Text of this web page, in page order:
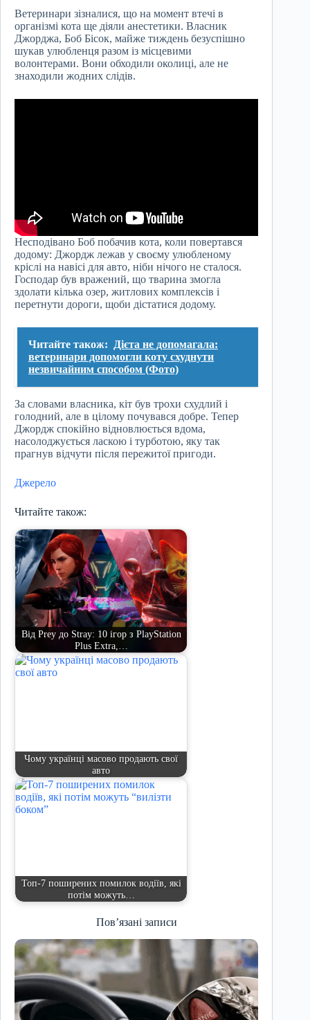
Ветеринари зізналися, що на момент втечі в
організмі кота ще діяли анестетики. Власник
Джорджа, Боб Бісок, майже тиждень безуспішно
шукав улюбленця разом із місцевими
волонтерами. Вони обходили околиці, але не
знаходили жодних слідів.
Несподівано Боб побачив кота, коли повертався
додому: Джордж лежав у своєму улюбленому
кріслі на навісі для авто, ніби нічого не сталося.
Господар був вражений, що тварина змогла
здолати кілька озер, житлових комплексів і
перетнути дороги, щоби дістатися додому.
Читайте також:
Дієта не допомагала:
ветеринари допомогли коту схуднути
незвичайним способом (Фото)
За словами власника, кіт був трохи схудлий і
голодний, але в цілому почувався добре. Тепер
Джордж спокійно відновлюється вдома,
насолоджується ласкою і турботою, яку так
прагнув відчути після пережитої пригоди.
Джерело
Читайте також:
Від Prey до Stray: 10 ігор з PlayStation
Plus Extra,…
Чому українці масово продають свої
авто
Топ-7 поширених помилок водіїв, які
потім можуть…
Пов’язані записи